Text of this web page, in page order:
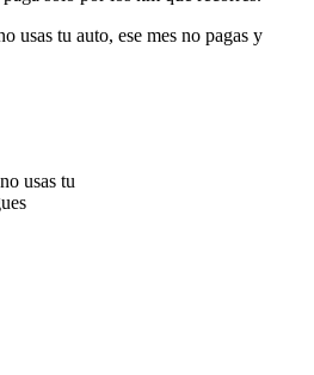
usas tu auto, ese mes no pagas y
usas tu